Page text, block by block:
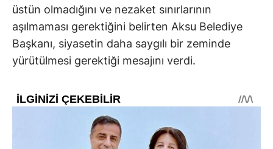
üstün olmadığını ve nezaket sınırlarının
aşılmaması gerektiğini belirten Aksu Belediye
Başkanı, siyasetin daha saygılı bir zeminde
yürütülmesi gerektiği mesajını verdi.